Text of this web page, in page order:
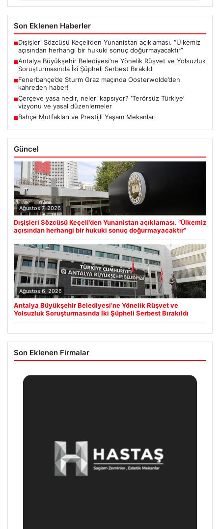
Son Eklenen Haberler
■Dışişleri Sözcüsü Keçeli’den Yunanistan açıklaması. “Ülkemiz
açısından herhangi bir hukuki sonuç doğurmayacaktır”
■Antalya Büyükşehir Belediyesi’ne Yönelik Rüşvet ve Yolsuzluk
Soruşturmasında İki Şüpheli Serbest Bırakıldı
■Fenerbahçe’de Sturm Graz maçında Oosterwolde’den
kahreden haber!
■Çerçeve yasa nedir, neleri kapsıyor? ‘Terörsüz Türkiye’
vizyonu ve yasal düzenlemeler
■Bahçe Mutfakları ve Prestijli Yaşam Mekanları
Güncel
Ağustos 7, 2026
Dışişleri Sözcüsü Keçeli’den Yunanistan açıklaması. “Ülkemiz
açısından herhangi bir hukuki sonuç doğurmayacaktır”
Ağustos 6, 2026
Antalya Büyükşehir Belediyesi’ne Yönelik Rüşvet ve
Yolsuzluk Soruşturmasında İki Şüpheli Serbest Bırakıldı
Son Eklenen Firmalar